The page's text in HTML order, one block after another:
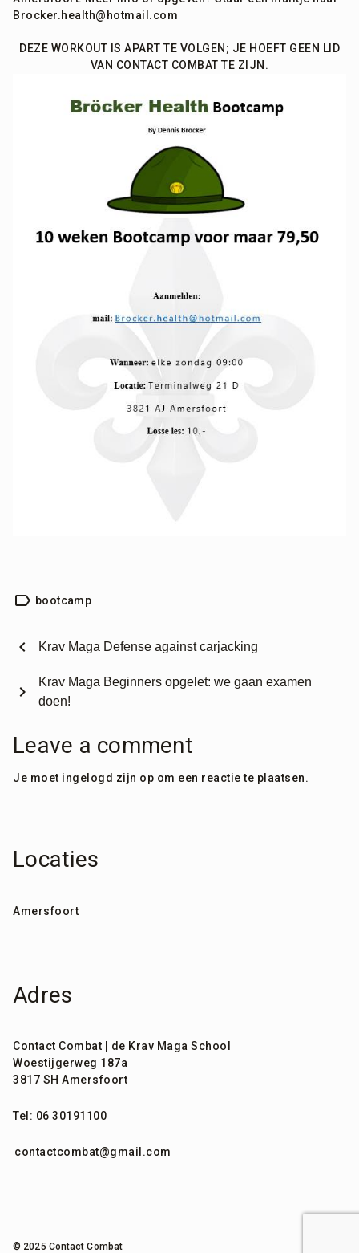
Brocker.health@hotmail.com
DEZE WORKOUT IS APART TE VOLGEN; JE HOEFT GEEN LID
VAN CONTACT COMBAT TE ZIJN.
label bootcamp
chevron_left Krav Maga Defense against carjacking
Krav Maga Beginners opgelet: we gaan examen
doen!
chevron_right
Leave a comment
Je moet ingelogd zijn op om een reactie te plaatsen.
Locaties
Amersfoort
Adres
Contact Combat | de Krav Maga School
Woestijgerweg 187a
3817 SH Amersfoort
Tel: 06 30191100
contactcombat@gmail.com
© 2025 Contact Combat